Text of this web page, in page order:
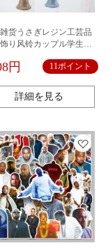
货うさぎレジン工芸品
り风铃カップル学生バ
円 11ポイント
詳細を見る